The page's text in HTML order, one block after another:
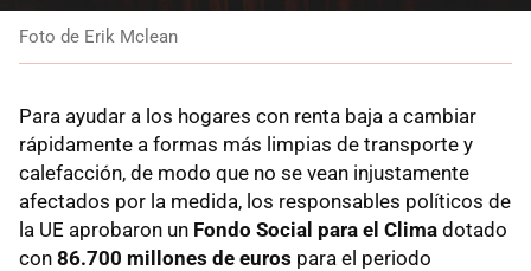
Foto de Erik Mclean
Para ayudar a los hogares con renta baja a cambiar
rápidamente a formas más limpias de transporte y
calefacción, de modo que no se vean injustamente
afectados por la medida, los responsables políticos de
la UE aprobaron un Fondo Social para el Clima dotado
con 86.700 millones de euros para el periodo